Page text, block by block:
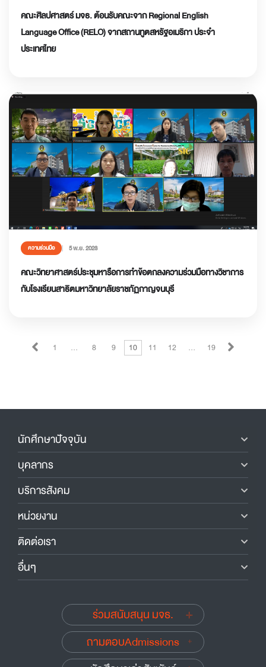
คณะศิลปศาสตร์ มจธ. ต้อนรับคณะจาก Regional English
Language Office (RELO) จากสถานทูตสหรัฐอเมริกา ประจำ
ประเทศไทย
ความร่วมมือ 5 พ.ย. 2023
คณะวิทยาศาสตร์ประชุมหารือการทำข้อตกลงความร่วมมือทางวิชาการ
กับโรงเรียนสาธิตมหาวิทยาลัยราชภัฏกาญจนบุรี
1 … 8 9 10 11 12 … 19
นักศึกษาปัจจุบัน
บุคลากร
บริการสังคม
หน่วยงาน
ติดต่อเรา
อื่นๆ
ร่วมสนับสนุน มจธ.
ถามตอบAdmissions